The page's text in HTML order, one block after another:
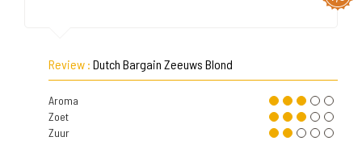
Review : Dutch Bargain Zeeuws Blond
Aroma
Zoet
Zuur